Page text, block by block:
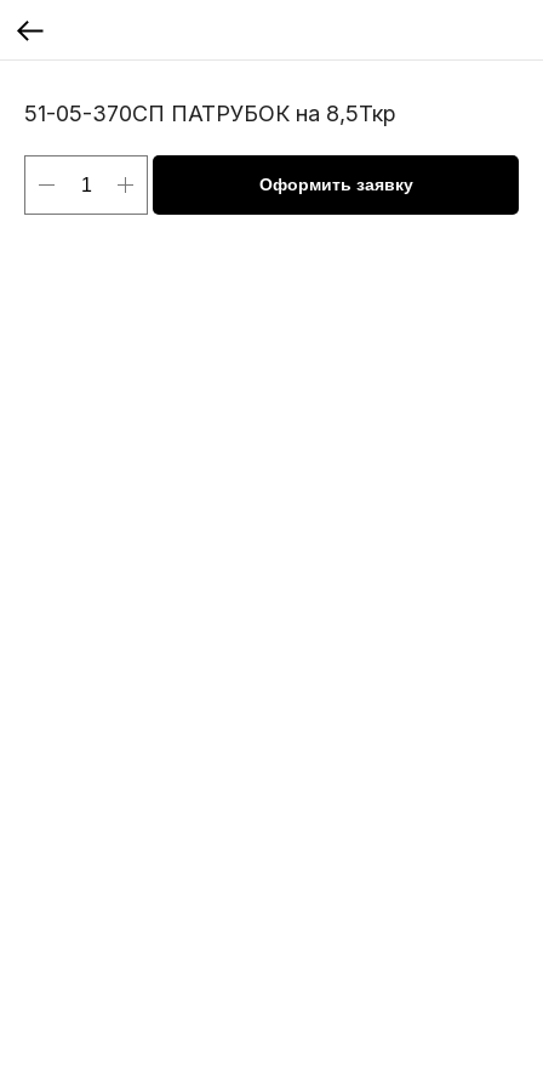
51-05-370СП ПАТРУБОК на 8,5Ткр
Оформить заявку